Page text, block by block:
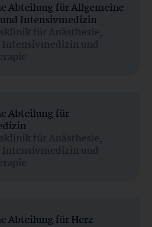
Abteilung für Allgemeine
Intensivmedizin
für Anästhesie,
und
Abteilung für
für Anästhesie,
und
Abteilung für Herz-